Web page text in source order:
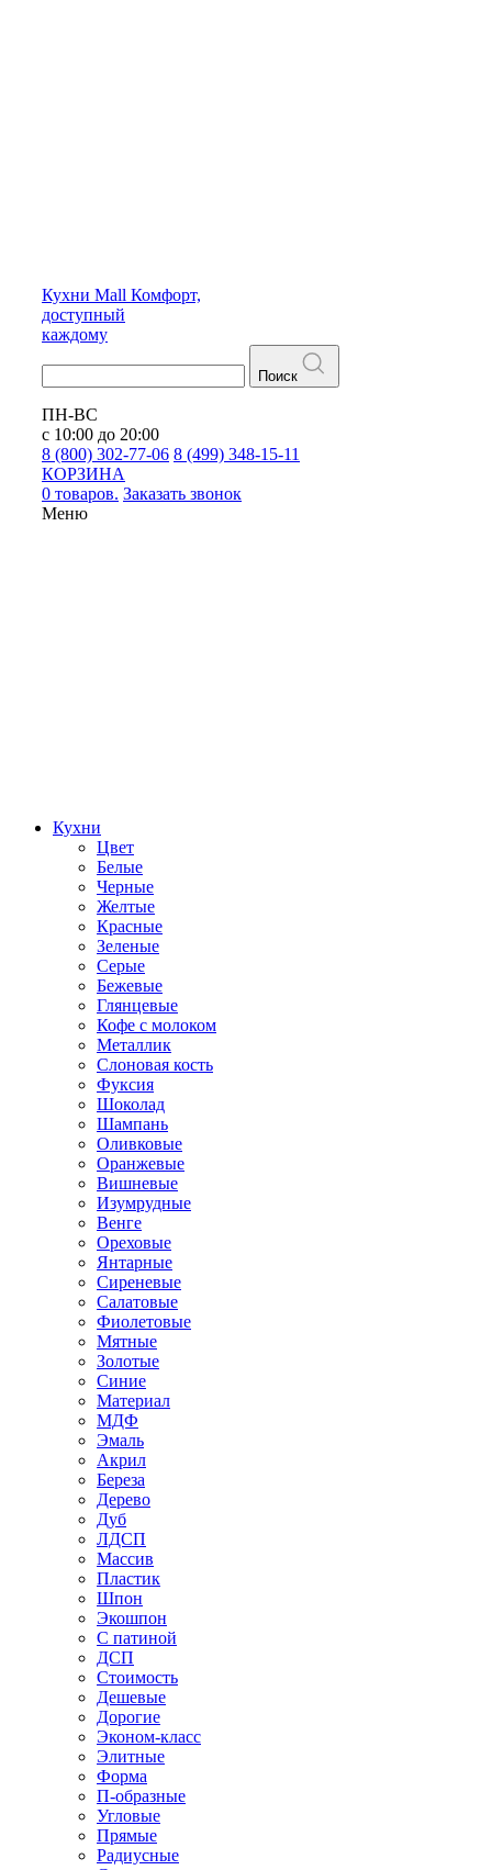
Кухни Mall Комфорт,
доступный
каждому
Поиск
ПН-ВС
с 10:00 до 20:00
8 (800) 302-77-06 8 (499) 348-15-11
КОРЗИНА
0 товаров. Заказать звонок
Меню
Кухни
Цвет
Белые
Черные
Желтые
Красные
Зеленые
Серые
Бежевые
Глянцевые
Кофе с молоком
Металлик
Слоновая кость
Фуксия
Шоколад
Шампань
Оливковые
Оранжевые
Вишневые
Изумрудные
Венге
Ореховые
Янтарные
Сиреневые
Салатовые
Фиолетовые
Мятные
Золотые
Синие
Материал
МДФ
Эмаль
Акрил
Береза
Дерево
Дуб
ЛДСП
Массив
Пластик
Шпон
Экошпон
С патиной
ДСП
Стоимость
Дешевые
Дорогие
Эконом-класс
Элитные
Форма
П-образные
Угловые
Прямые
Радиусные